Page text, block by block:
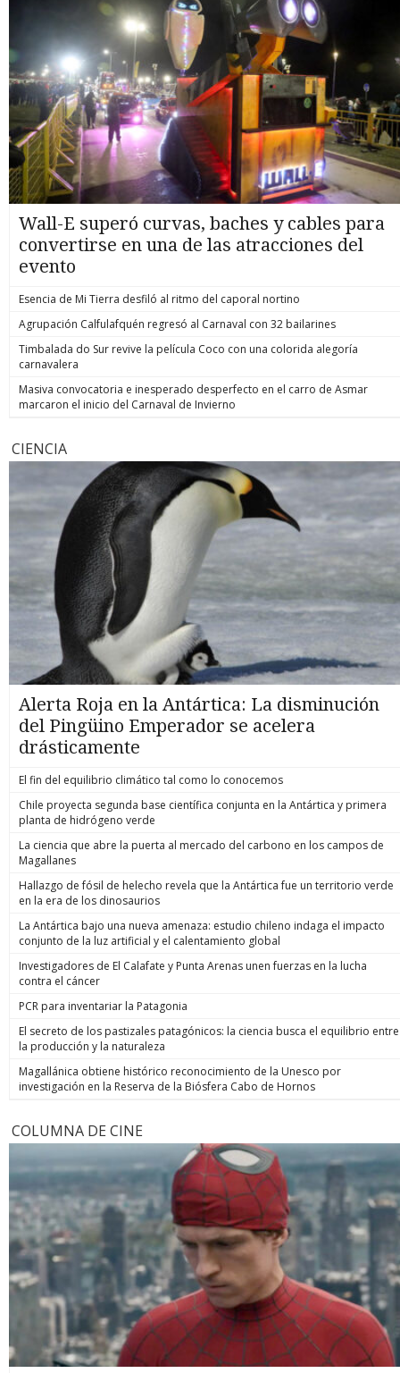
Wall-E superó curvas, baches y cables para
convertirse en una de las atracciones del
evento
Esencia de Mi Tierra desfiló al ritmo del caporal nortino
Agrupación Calfulafquén regresó al Carnaval con 32 bailarines
Timbalada do Sur revive la película Coco con una colorida alegoría
carnavalera
Masiva convocatoria e inesperado desperfecto en el carro de Asmar
marcaron el inicio del Carnaval de Invierno
CIENCIA
Alerta Roja en la Antártica: La disminución
del Pingüino Emperador se acelera
drásticamente
El fin del equilibrio climático tal como lo conocemos
Chile proyecta segunda base científica conjunta en la Antártica y primera
planta de hidrógeno verde
La ciencia que abre la puerta al mercado del carbono en los campos de
Magallanes
Hallazgo de fósil de helecho revela que la Antártica fue un territorio verde
en la era de los dinosaurios
La Antártica bajo una nueva amenaza: estudio chileno indaga el impacto
conjunto de la luz artificial y el calentamiento global
Investigadores de El Calafate y Punta Arenas unen fuerzas en la lucha
contra el cáncer
PCR para inventariar la Patagonia
El secreto de los pastizales patagónicos: la ciencia busca el equilibrio entre
la producción y la naturaleza
Magallánica obtiene histórico reconocimiento de la Unesco por
investigación en la Reserva de la Biósfera Cabo de Hornos
COLUMNA DE CINE